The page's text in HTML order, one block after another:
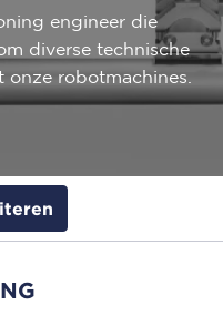
engineer die
diverse technische
robotmachines.